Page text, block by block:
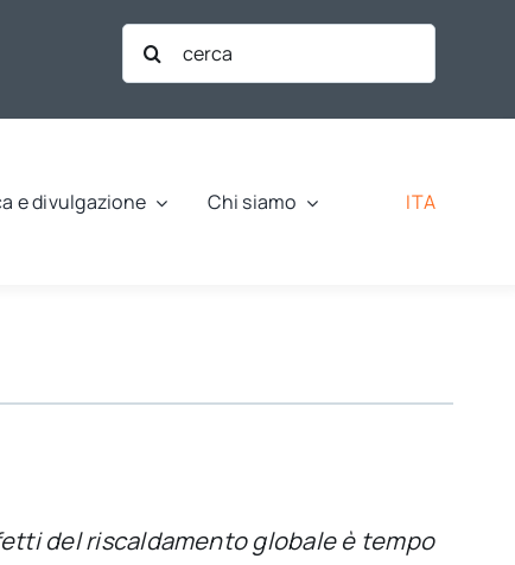
Cerca
per:
e divulgazione Chi siamo ITA
del riscaldamento globale è tempo